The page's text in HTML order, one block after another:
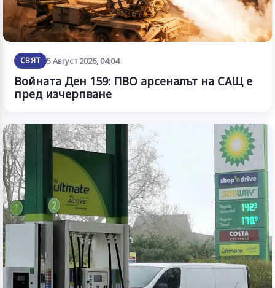
СВЯТ 5 Август 2026, 04:04
Войната Ден 159: ПВО арсеналът на САЩ е
пред изчерпване